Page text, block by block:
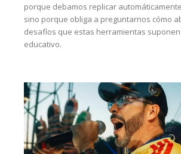
porque debamos replicar
sino porque obliga a preguntarnos cómo
desafíos que estas herramientas
educativo.